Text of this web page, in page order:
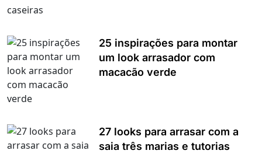
25 inspirações para montar
um look arrasador com
macacão verde
27 looks para arrasar com a
saia três marias e tutorias